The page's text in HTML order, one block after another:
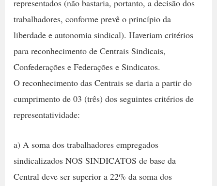
representados (não bastaria, portanto, a decisão dos
trabalhadores, conforme prevê o princípio da
liberdade e autonomia sindical). Haveriam critérios
para reconhecimento de Centrais Sindicais,
Confederações e Federações e Sindicatos.
O reconhecimento das Centrais se daria a partir do
cumprimento de 03 (três) dos seguintes critérios de
representatividade:
a) A soma dos trabalhadores empregados
sindicalizados NOS SINDICATOS de base da
Central deve ser superior a 22% da soma dos